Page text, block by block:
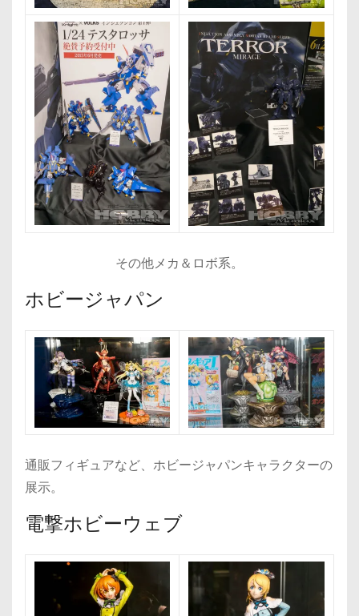
その他メカ＆ロボ系。
ホビージャパン
通販フィギュアなど、ホビージャパンキャラクターの
展示。
電撃ホビーウェブ